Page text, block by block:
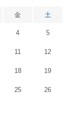
金 土
4 5
11 12
18 19
25 26